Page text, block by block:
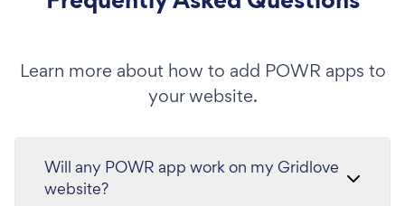
Learn more about how to add POWR apps to
your website.
Will any POWR app work on my Gridlove
website?